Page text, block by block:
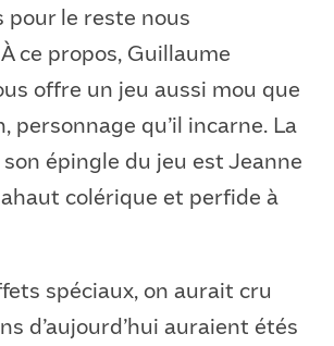
pour le reste nous
ce propos, Guillaume
offre un jeu aussi mou que
personnage qu’il incarne. La
épingle du jeu est Jeanne
colérique et perfide à
spéciaux, on aurait cru
d’aujourd’hui auraient étés